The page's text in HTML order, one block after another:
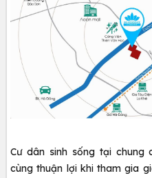
Cư dân sinh sống tại chung
cùng thuận lợi khi tham gia